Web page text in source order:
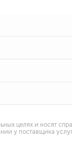
целях и носят
у поставщика